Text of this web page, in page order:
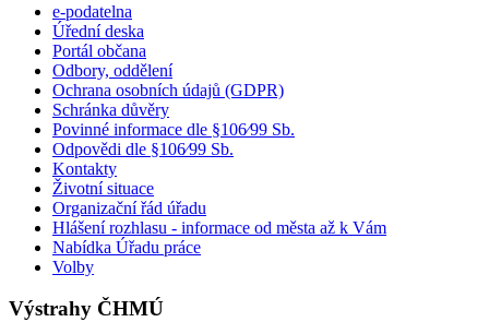
e-podatelna
Úřední deska
Portál občana
Odbory, oddělení
Ochrana osobních údajů (GDPR)
Schránka důvěry
Povinné informace dle §106⁄99 Sb.
Odpovědi dle §106⁄99 Sb.
Kontakty
Životní situace
Organizační řád úřadu
Hlášení rozhlasu - informace od města až k Vám
Nabídka Úřadu práce
Volby
Výstrahy ČHMÚ